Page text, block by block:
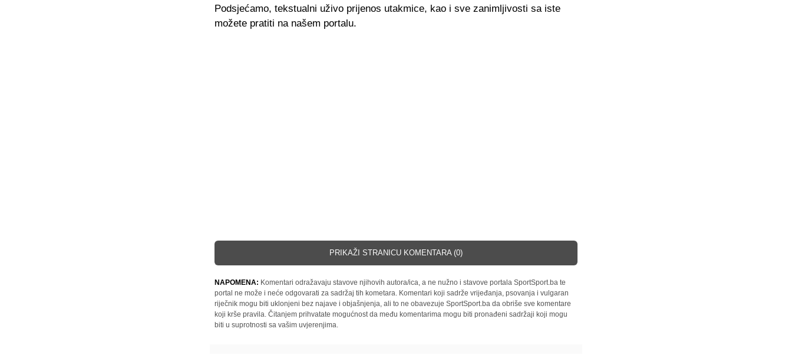
Podsjećamo, tekstualni uživo prijenos utakmice, kao i sve zanimljivosti sa iste
možete pratiti na našem portalu.
PRIKAŽI STRANICU KOMENTARA (0)
NAPOMENA: Komentari odražavaju stavove njihovih autora/ica, a ne nužno i stavove portala SportSport.ba te
portal ne može i neće odgovarati za sadržaj tih kometara. Komentari koji sadrže vrijeđanja, psovanja i vulgaran
riječnik mogu biti uklonjeni bez najave i objašnjenja, ali to ne obavezuje SportSport.ba da obriše sve komentare
koji krše pravila. Čitanjem prihvatate mogućnost da među komentarima mogu biti pronađeni sadržaji koji mogu
biti u suprotnosti sa vašim uvjerenjima.